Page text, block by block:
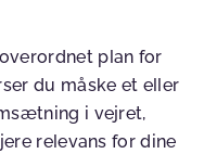
plan for
du måske et eller
i vejret,
relevans for dine